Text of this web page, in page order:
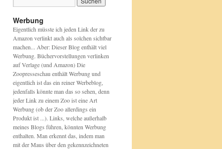
Werbung
Eigentlich müsste ich jeden Link der zu
Amazon verlinkt auch als solchen sichtbar
machen... Aber: Dieser Blog enthält viel
Werbung. Büchervorstellungen verlinken
auf Verlage (und Amazon) Die
Zoopresseschau enthält Werbung und
eigentlich ist das ein reiner Werbeblog,
jedenfalls könnte man das so sehen, denn
jeder Link zu einem Zoo ist eine Art
Werbung (ob der Zoo allerdings ein
Produkt ist ...). Links, welche außerhalb
meines Blogs führen, könnten Werbung
enthalten. Man erkennt das, indem man
mit der Maus über den gekennzeichneten